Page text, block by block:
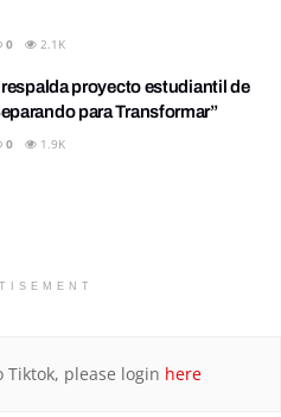
0 2.1K
proyecto estudiantil de
para Transformar”
0 1.9K
please login here